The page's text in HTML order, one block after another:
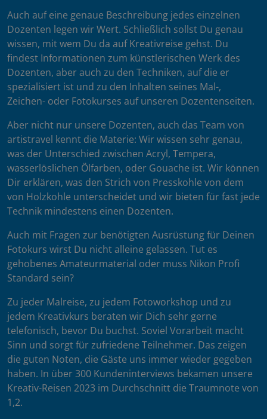
Auch auf eine genaue Beschreibung jedes einzelnen
Dozenten legen wir Wert. Schließlich sollst Du genau
wissen, mit wem Du da auf Kreativreise gehst. Du
findest Informationen zum künstlerischen Werk des
Dozenten, aber auch zu den Techniken, auf die er
spezialisiert ist und zu den Inhalten seines Mal-,
Zeichen- oder Fotokurses auf unseren Dozentenseiten.
Aber nicht nur unsere Dozenten, auch das Team von
artistravel kennt die Materie: Wir wissen sehr genau,
was der Unterschied zwischen Acryl, Tempera,
wasserlöslichen Ölfarben, oder Gouache ist. Wir können
Dir erklären, was den Strich von Presskohle von dem
von Holzkohle unterscheidet und wir bieten für fast jede
Technik mindestens einen Dozenten.
Auch mit Fragen zur benötigten Ausrüstung für Deinen
Fotokurs wirst Du nicht alleine gelassen. Tut es
gehobenes Amateurmaterial oder muss Nikon Profi
Standard sein?
Zu jeder Malreise, zu jedem Fotoworkshop und zu
jedem Kreativkurs beraten wir Dich sehr gerne
telefonisch, bevor Du buchst. Soviel Vorarbeit macht
Sinn und sorgt für zufriedene Teilnehmer. Das zeigen
die guten Noten, die Gäste uns immer wieder gegeben
haben. In über 300 Kundeninterviews bekamen unsere
Kreativ-Reisen 2023 im Durchschnitt die Traumnote von
1,2.